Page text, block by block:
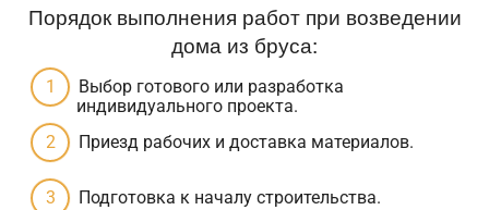
Порядок выполнения работ при возведении
дома из бруса:
Выбор готового или разработка
индивидуального проекта.
Приезд рабочих и доставка материалов.
Подготовка к началу строительства.